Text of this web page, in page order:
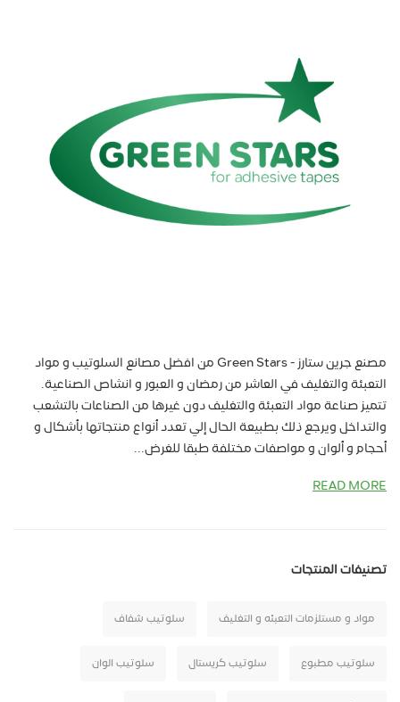
مصنع جرين ستارز - Green Stars من افضل مصانع السلوتيب و مواد
التعبئة والتغليف في العاشر من رمضان و العبور و انشاص الصناعية.
تتميز صناعة مواد التعبئة والتغليف دون غيرها من الصناعات بالتشعب
والتداخل ويرجع ذلك بطبيعة الحال إلي تعدد أنواع منتجاتها بأشكال و
أحجام و ألوان و مواصفات مختلفة طبقا للغرض...
READ MORE
تصنيفات المنتجات
مواد و مستلزمات التعبئه و التغليف سلوتيب شفاف
سلوتيب مطبوع سلوتيب كريستال سلوتيب الوان